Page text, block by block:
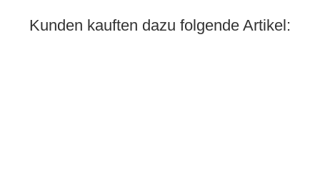
Kunden kauften dazu folgende Artikel: